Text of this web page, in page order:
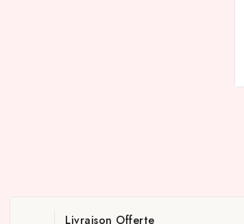
Livraison Offerte